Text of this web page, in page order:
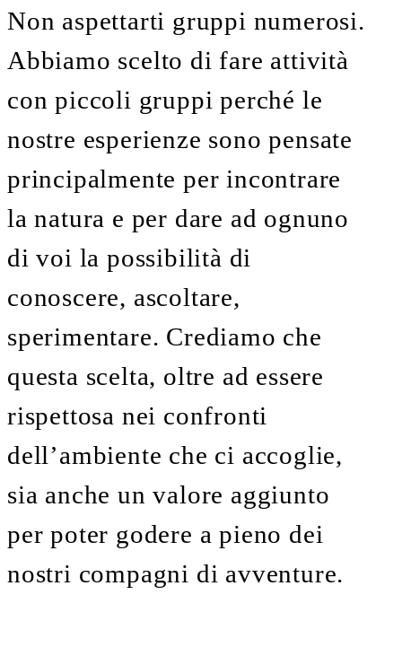
Non aspettarti gruppi numerosi.
Abbiamo scelto di fare attività
con piccoli gruppi perché le
nostre esperienze sono pensate
principalmente per incontrare
la natura e per dare ad ognuno
di voi la possibilità di
conoscere, ascoltare,
sperimentare. Crediamo che
questa scelta, oltre ad essere
rispettosa nei confronti
dell’ambiente che ci accoglie,
sia anche un valore aggiunto
per poter godere a pieno dei
nostri compagni di avventure.